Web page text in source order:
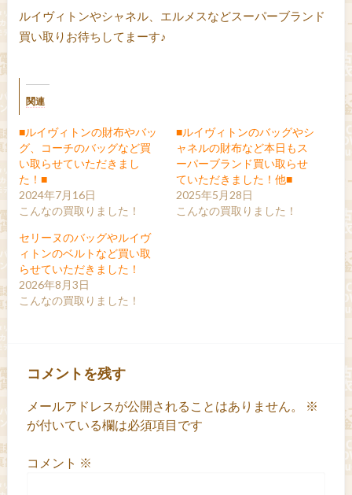
ルイヴィトンやシャネル、エルメスなどスーパーブランド
買い取りお待ちしてまーす♪
関連
■ルイヴィトンの財布やバッ
グ、コーチのバッグなど買
い取らせていただきまし
た！■
2024年7月16日
こんなの買取りました！
■ルイヴィトンのバッグやシ
ャネルの財布など本日もス
ーパーブランド買い取らせ
ていただきました！他■
2025年5月28日
こんなの買取りました！
セリーヌのバッグやルイヴ
ィトンのベルトなど買い取
らせていただきました！
2026年8月3日
こんなの買取りました！
コメントを残す
メールアドレスが公開されることはありません。
※
が付いている欄は必須項目です
コメント ※